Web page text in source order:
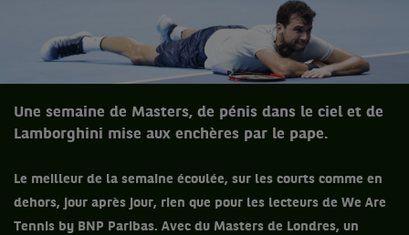
Une semaine de Masters, de pénis dans le ciel et de
Lamborghini mise aux enchères par le pape.
Le meilleur de la semaine écoulée, sur les courts comme en
dehors, jour après jour, rien que pour les lecteurs de We Are
Tennis by BNP Paribas. Avec du Masters de Londres, un